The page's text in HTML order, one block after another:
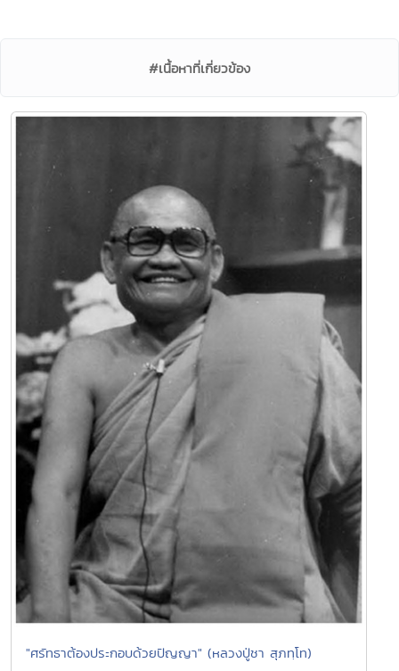
#เนื้อหาที่เกี่ยวข้อง
"ศรัทธาต้องประกอบด้วยปัญญา" (หลวงปู่ชา สุภทฺโท)